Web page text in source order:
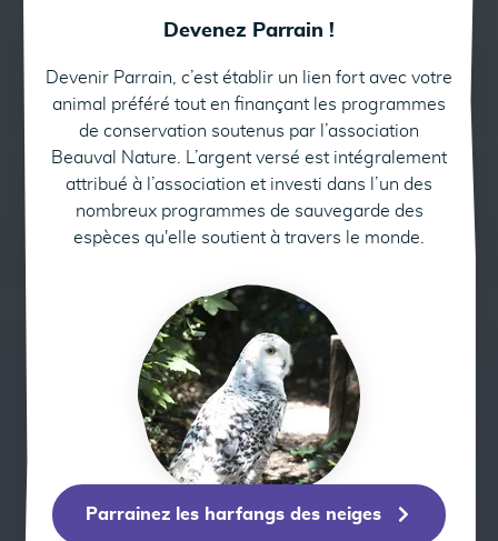
Devenez Parrain !
Devenir Parrain, c’est établir un lien fort avec votre
animal préféré tout en finançant les programmes
de conservation soutenus par l’association
Beauval Nature. L’argent versé est intégralement
attribué à l’association et investi dans l’un des
nombreux programmes de sauvegarde des
espèces qu'elle soutient à travers le monde.
Parrainez les
Parrainez les harfangs des neiges